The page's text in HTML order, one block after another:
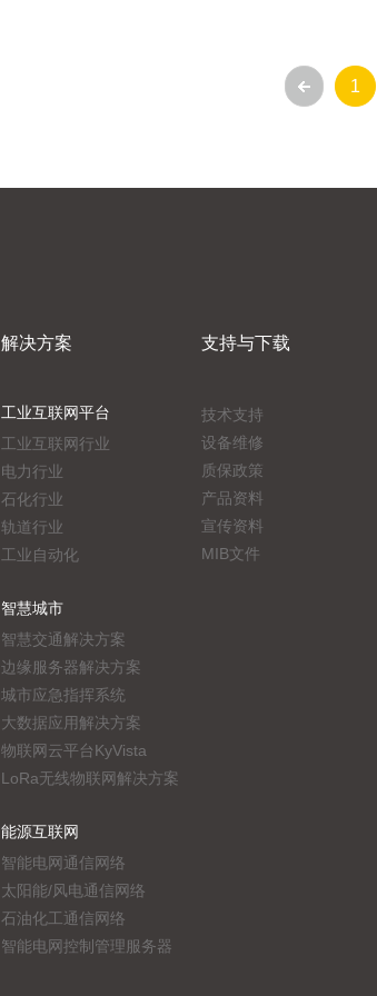
1
解决方案
工业互联网平台
工业互联网行业
电力行业
石化行业
轨道行业
工业自动化
智慧城市
智慧交通解决方案
边缘服务器解决方案
城市应急指挥系统
大数据应用解决方案
物联网云平台KyVista
LoRa无线物联网解决方案
能源互联网
智能电网通信网络
太阳能/风电通信网络
石油化工通信网络
智能电网控制管理服务器
支持与下载
技术支持
设备维修
质保政策
产品资料
宣传资料
MIB文件